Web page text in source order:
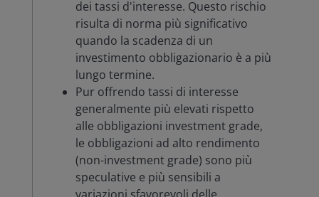
dei tassi d'interesse. Questo rischio
risulta di norma più significativo
quando la scadenza di un
investimento obbligazionario è a più
lungo termine.
Pur offrendo tassi di interesse
generalmente più elevati rispetto
alle obbligazioni investment grade,
le obbligazioni ad alto rendimento
(non-investment grade) sono più
speculative e più sensibili a